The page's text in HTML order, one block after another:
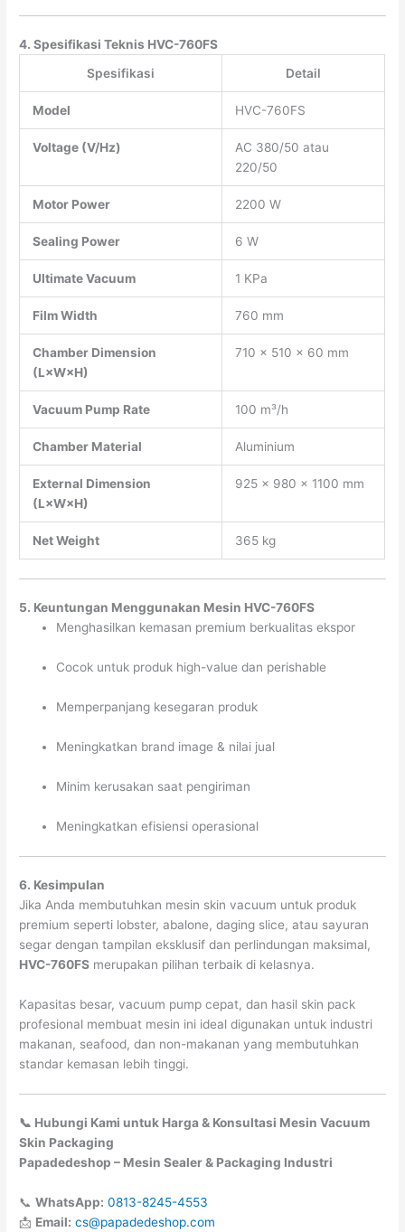
4. Spesifikasi Teknis HVC-760FS
Spesifikasi
Detail
Model HVC-760FS
Voltage (V/Hz)
AC 380/50 atau
220/50
Motor Power 2200 W
Sealing Power 6 W
Ultimate Vacuum 1 KPa
Film Width 760 mm
Chamber Dimension
(L×W×H)
710 × 510 × 60 mm
Vacuum Pump Rate 100 m³/h
Chamber Material Aluminium
External Dimension
(L×W×H)
925 × 980 × 1100 mm
Net Weight 365 kg
5. Keuntungan Menggunakan Mesin HVC-760FS
Menghasilkan kemasan premium berkualitas ekspor
Cocok untuk produk high-value dan perishable
Memperpanjang kesegaran produk
Meningkatkan brand image & nilai jual
Minim kerusakan saat pengiriman
Meningkatkan efisiensi operasional
6. Kesimpulan
Jika Anda membutuhkan mesin skin vacuum untuk produk
premium seperti lobster, abalone, daging slice, atau sayuran
segar dengan tampilan eksklusif dan perlindungan maksimal,
HVC-760FS merupakan pilihan terbaik di kelasnya.
Kapasitas besar, vacuum pump cepat, dan hasil skin pack
profesional membuat mesin ini ideal digunakan untuk industri
makanan, seafood, dan non-makanan yang membutuhkan
standar kemasan lebih tinggi.
📞 Hubungi Kami untuk Harga & Konsultasi Mesin Vacuum
Skin Packaging
Papadedeshop – Mesin Sealer & Packaging Industri
📞WhatsApp: 0813-8245-4553
📩 Email: cs@papadedeshop.com